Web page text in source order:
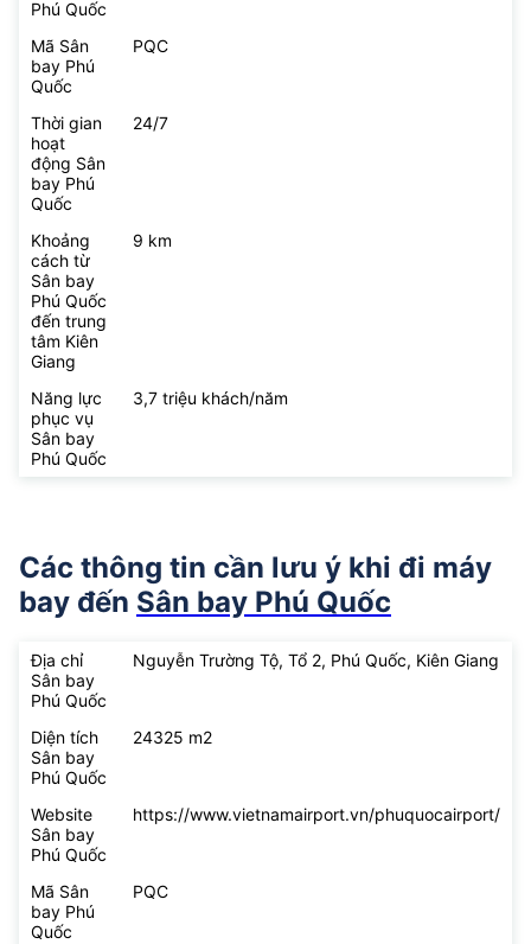
Phú Quốc
Mã Sân
bay Phú
Quốc
PQC
Thời gian
hoạt
động Sân
bay Phú
Quốc
24/7
Khoảng
cách từ
Sân bay
Phú Quốc
đến trung
tâm Kiên
Giang
9 km
Năng lực
phục vụ
Sân bay
Phú Quốc
3,7 triệu khách/năm
Các thông tin cần lưu ý khi đi máy
bay đến Sân bay Phú Quốc
Địa chỉ
Sân bay
Phú Quốc
Nguyễn Trường Tộ, Tổ 2, Phú Quốc, Kiên Giang
Diện tích
Sân bay
Phú Quốc
24325 m2
Website
Sân bay
Phú Quốc
https://www.vietnamairport.vn/phuquocairport/
Mã Sân
bay Phú
Quốc
PQC